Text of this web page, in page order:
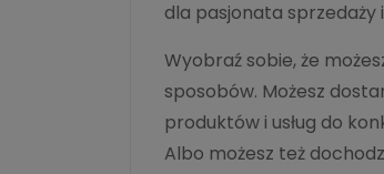
dla pasjonata sprzedaży
Wyobraź sobie, że
sposobów. Możesz
produktów i usług do
Albo możesz też